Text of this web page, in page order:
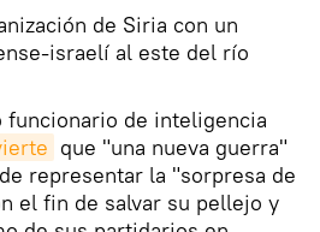
de Siria con un
israelí al este del río
funcionario de inteligencia
que "una nueva guerra"
representar la "sorpresa de
el fin de salvar su pellejo y